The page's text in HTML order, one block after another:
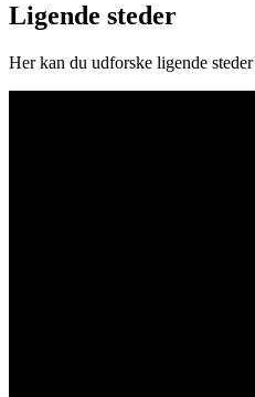
Ligende steder
Her kan du udforske ligende steder